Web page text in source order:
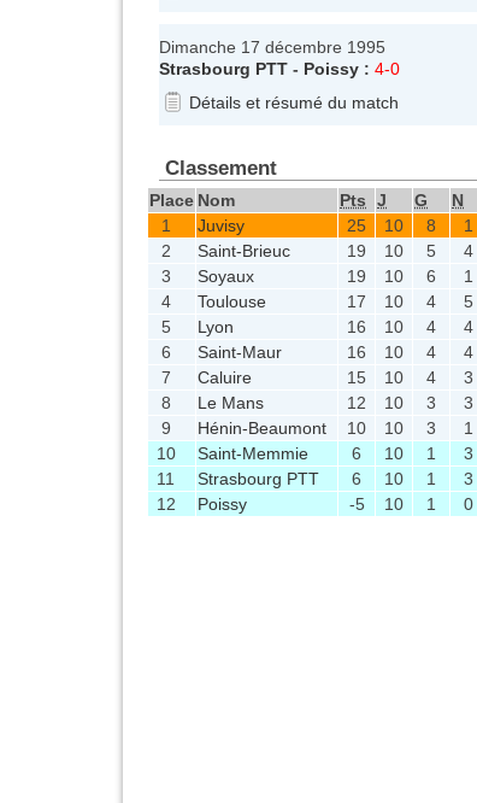
Dimanche 17 décembre 1995
Strasbourg PTT - Poissy : 4-0
Détails et résumé du match
Classement
Place Nom Pts J G N
1
Juvisy 25 10 8 1
2
Saint-Brieuc 19 10 5 4
3
Soyaux 19 10 6 1
4
Toulouse 17 10 4 5
5
Lyon 16 10 4 4
6
Saint-Maur 16 10 4 4
7
Caluire 15 10 4 3
8
Le Mans 12 10 3 3
9
Hénin-Beaumont 10 10 3 1
10
Saint-Memmie 6 10 1 3
11
Strasbourg PTT 6 10 1 3
12
Poissy -5 10 1 0